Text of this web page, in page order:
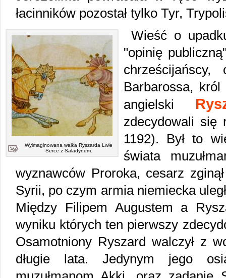
łacinników pozostał tylko Tyr,
Wyimaginowana walka Ryszarda Lwie
Serce z Saladynem.
Wieść o
"opinię
Barbarossa,
angielski
zdecydowali się
1192). Był to
świata
wyznawców Proroka, cesarz
Syrii, po czym armia niemiecka
Między Filipem Augustem a
wyniku których ten pierwszy
Osamotniony Ryszard walczył z
długie lata. Jedynym jego